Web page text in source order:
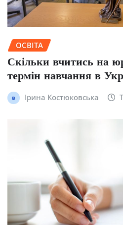
ОСВІТА
Скільки вчитись на
термін навчання в
Ірина Костюковська